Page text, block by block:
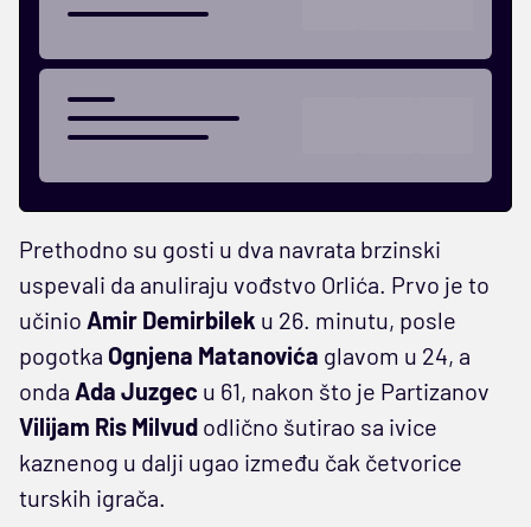
Prethodno su gosti u dva navrata brzinski
uspevali da anuliraju vođstvo Orlića. Prvo je to
učinio Amir Demirbilek u 26. minutu, posle
pogotka Ognjena Matanovića glavom u 24, a
onda Ada Juzgec u 61, nakon što je Partizanov
Vilijam Ris Milvud odlično šutirao sa ivice
kaznenog u dalji ugao između čak četvorice
turskih igrača.